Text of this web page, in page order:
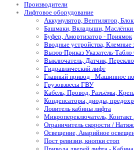
Производители
Лифтовое оборудование
Аккумулятор, Вентилятор,
Башмаки, Вкладыши, Маслёнки
Буфер, Амортизатор - Приямок
Вводные устройства, Клемные
Вызов-Приказ Указатель-
Выключатель, Датчик,
Гидравлический лифт
Главный привод - Машинное
Грузовзвесы ГВУ
Кабель, Провод, Разъёмы,
Конденсаторы, диоды,
Ловитель кабины лифта
Микропереключатель, Контакт
Ограничитель скорости /
Освещение, Аварийное
Пост ревизии, кнопки стоп